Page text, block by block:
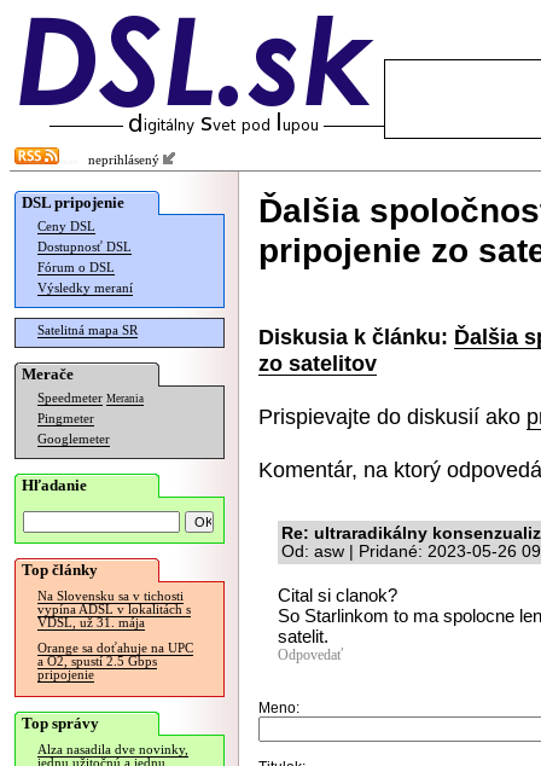
neprihlásený
DSL pripojenie
Ceny DSL
Dostupnosť DSL
Fórum o DSL
Výsledky meraní
Satelitná mapa SR
Merače
Speedmeter Merania
Pingmeter
Googlemeter
Hľadanie
Top články
Na Slovensku sa v tichosti
vypína ADSL v lokalitách s
VDSL, už 31. mája
Orange sa doťahuje na UPC
a O2, spustí 2.5 Gbps
pripojenie
Top správy
Alza nasadila dve novinky,
jednu užitočnú a jednu
Ďalšia
pripojenie zo
Diskusia k článku: Ďalšia
zo satelitov
Prispievajte do diskusií ako
Komentár, na ktorý
Re: ultraradikálny
Od: asw | Pridané: 2023-05-26
Cital si clanok?
So Starlinkom to ma spolocne
satelit.
Odpovedať
Meno: